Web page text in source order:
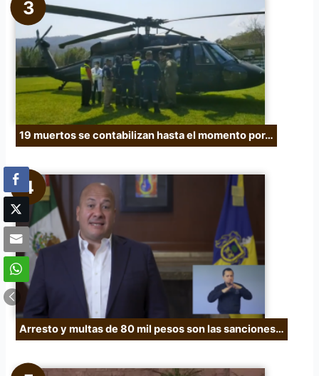
19 muertos se contabilizan hasta el momento por…
Arresto y multas de 80 mil pesos son las sanciones…